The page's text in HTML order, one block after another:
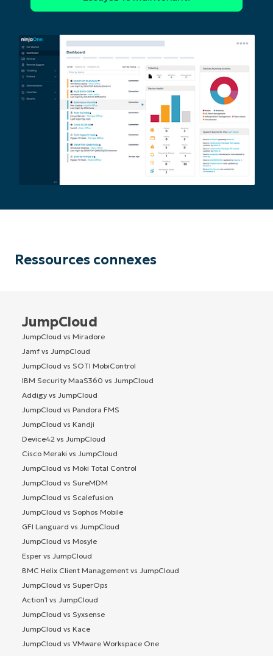
Ressources connexes
JumpCloud
JumpCloud vs Miradore
Jamf vs JumpCloud
JumpCloud vs SOTI MobiControl
IBM Security MaaS360 vs JumpCloud
Addigy vs JumpCloud
JumpCloud vs Pandora FMS
JumpCloud vs Kandji
Device42 vs JumpCloud
Cisco Meraki vs JumpCloud
JumpCloud vs Moki Total Control
JumpCloud vs SureMDM
JumpCloud vs Scalefusion
JumpCloud vs Sophos Mobile
GFI Languard vs JumpCloud
JumpCloud vs Mosyle
Esper vs JumpCloud
BMC Helix Client Management vs JumpCloud
JumpCloud vs SuperOps
Action1 vs JumpCloud
JumpCloud vs Syxsense
JumpCloud vs Kace
JumpCloud vs VMware Workspace One